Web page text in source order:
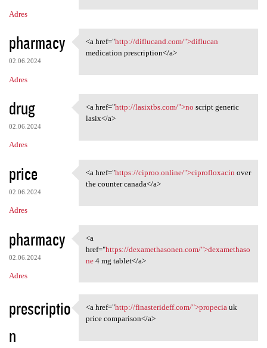
Adres
pharmacy
02.06.2024
Adres
<a href="http://diflucand.com
<a href="http://diflucand.com/">diflucan
medication prescription</a>
drug
02.06.2024
Adres
<a href="http://lasixtbs.com/
<a href="http://lasixtbs.com/">no script generic
lasix</a>
price
02.06.2024
Adres
<a href="https://ciproo
<a href="https://ciproo.online/">ciprofloxacin over
the counter canada</a>
pharmacy
02.06.2024
Adres
<a href="https:/
<a
href="https://dexamethasonen.com/">dexamethaso
ne4 mg tablet</a>
prescriptio
n
<a href="http://finasterideff
<a href="http://finasterideff.com/">propeciauk
price comparison</a>